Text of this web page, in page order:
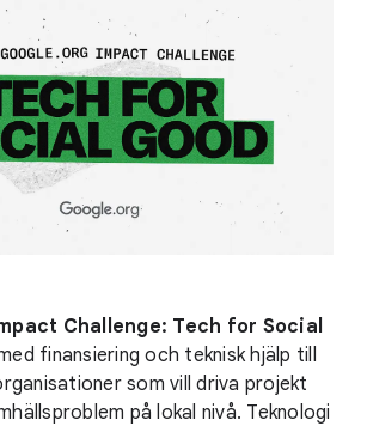
Challenge: Tech for Social
finansiering och teknisk hjälp till
som vill driva projekt
på lokal nivå. Teknologi